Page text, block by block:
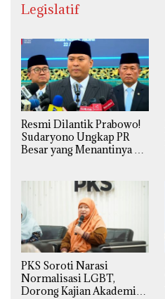
Legislatif
Resmi Dilantik Prabowo!
Sudaryono Ungkap PR
Besar yang Menantinya di
PKS Soroti Narasi
Normalisasi LGBT,
Dorong Kajian Akademik